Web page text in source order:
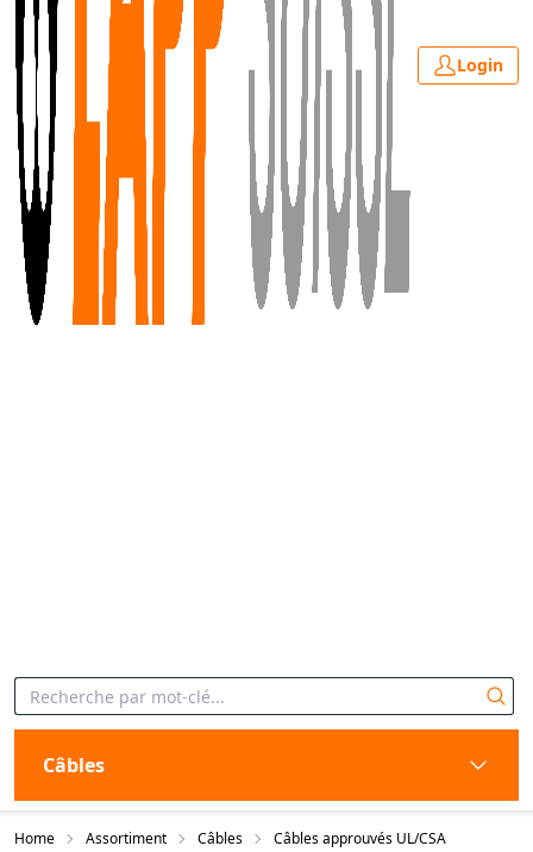
Login
Câbles
Home Assortiment Câbles Câbles approuvés UL/CSA